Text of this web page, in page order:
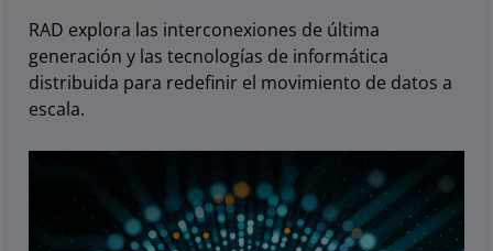
RAD explora las interconexiones de última
generación y las tecnologías de informática
distribuida para redefinir el movimiento de datos a
escala.